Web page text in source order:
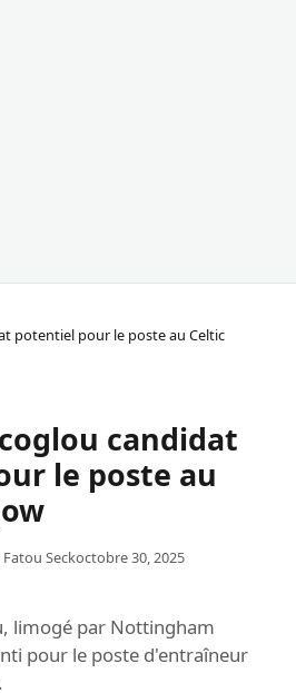
potentiel pour le poste au Celtic
candidat
le poste au
Seckoctobre 30, 2025
limogé par Nottingham
pour le poste d'entraîneur